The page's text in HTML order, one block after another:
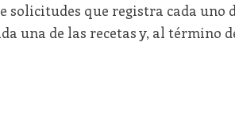
solicitudes que registra cada uno
una de las recetas y, al término